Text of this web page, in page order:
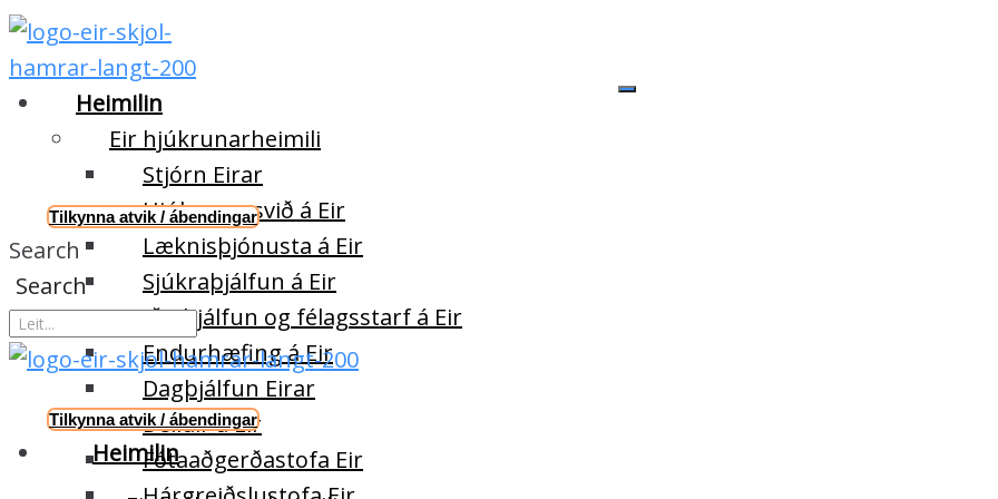
Heimilin
Eir hjúkrunarheimili
Stjórn Eirar
Hjúkrunarsvið á Eir
Læknisþjónusta á Eir
Sjúkraþjálfun á Eir
Iðjuþjálfun og félagsstarf á Eir
Endurhæfing á Eir
Dagþjálfun Eirar
Deildir á Eir
Fótaaðgerðastofa Eir
Tilkynna atvik / ábendingar
Search
Search
Tilkynna atvik / ábendingar
Heimilin